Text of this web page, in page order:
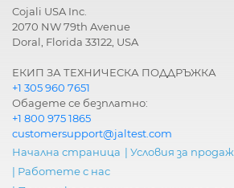
Cojali USA Inc.
2070 NW 79th Avenue
Doral, Florida 33122, USA
ЕКИП ЗА ТЕХНИЧЕСКА ПОДДРЪЖКА
+1 305 960 7651
Обадете се безплатно:
+1 800 975 1865
customersupport@jaltest.com
Начална страница | Условия за
| Работете с нас